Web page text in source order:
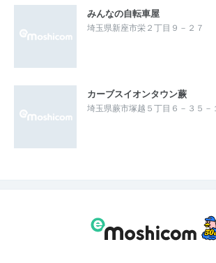
みんなの自転車屋
埼玉県新座市栄２丁目９－２７
カーブスイオンタウン蕨
埼玉県蕨市塚越５丁目６－３５－